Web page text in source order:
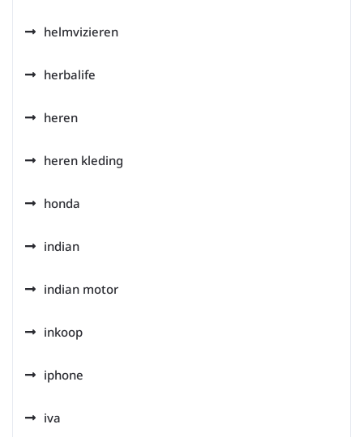
helmvizieren
herbalife
heren
heren kleding
honda
indian
indian motor
inkoop
iphone
iva